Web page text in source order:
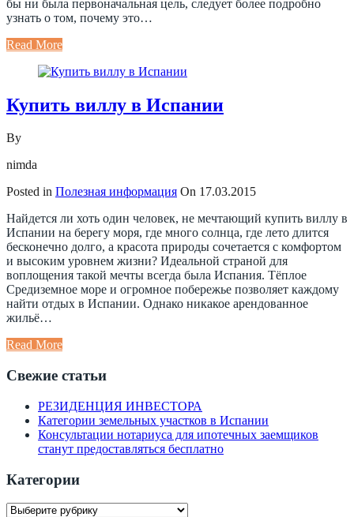
бы ни была первоначальная цель, следует более подробно
узнать о том, почему это…
Read More
Купить виллу в Испании
By
nimda
Posted in Полезная информация On 17.03.2015
Найдется ли хоть один человек, не мечтающий купить виллу в
Испании на берегу моря, где много солнца, где лето длится
бесконечно долго, а красота природы сочетается с комфортом
и высоким уровнем жизни? Идеальной страной для
воплощения такой мечты всегда была Испания. Тёплое
Средиземное море и огромное побережье позволяет каждому
найти отдых в Испании. Однако никакое арендованное
жильё…
Read More
Свежие статьи
РЕЗИДЕНЦИЯ ИНВЕСТОРА
Категории земельных участков в Испании
Консультации нотариуса для ипотечных заемщиков
станут предоставляться бесплатно
Категории
Категории